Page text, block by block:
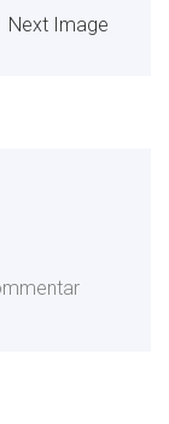
Next Image